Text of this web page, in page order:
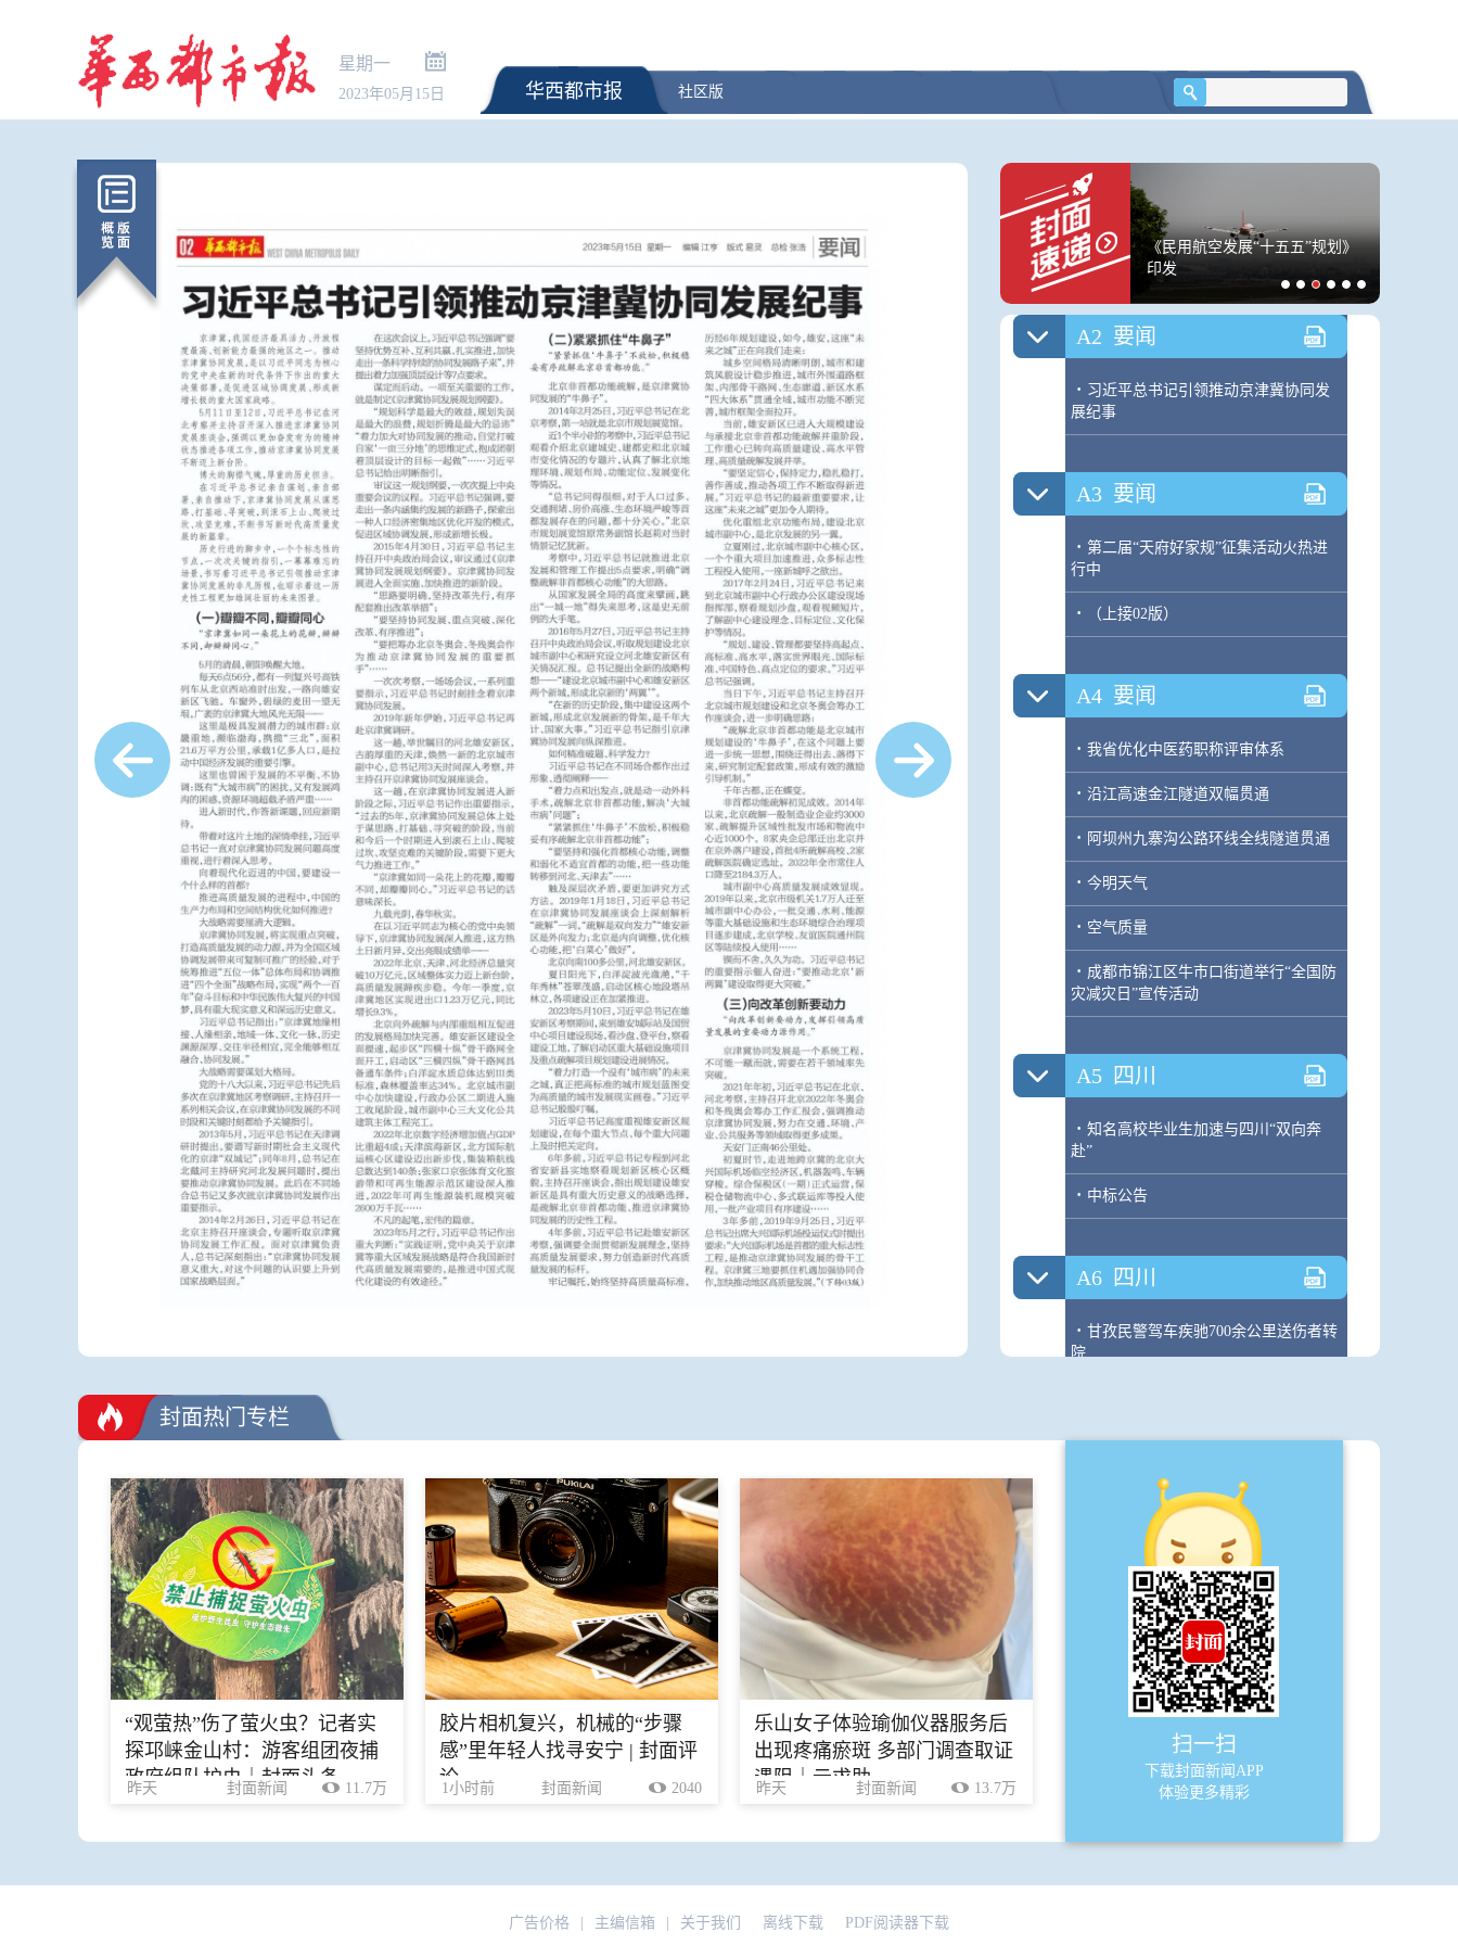
星期一
2023年05月15日 华西都市报 社区版
暑期出行“下半场”热度不减，中
秋国庆预订已提前“抢跑”
国防部：日本“再军事化”妄动是
地区和平稳定的真正威胁
新冠阳性率连升10周！与感冒有
何区别？“刀片嗓”如何缓解？｜
《民用航空发展“十五五”规划》
印发
· 第八届华语青年作家奖八大奖项揭晓
· 第二届“天府好家规”征集活动火热进
行中
· 甘孜民警驾车疾驰700余公里送伤者转
院抢救
A2 要闻
· 习近平总书记引领推动京津冀协同发
展纪事
A3 要闻
· 第二届“天府好家规”征集活动火热进
行中
· （上接02版）
A4 要闻
· 我省优化中医药职称评审体系
· 沿江高速金江隧道双幅贯通
· 阿坝州九寨沟公路环线全线隧道贯通
· 今明天气
· 空气质量
· 成都市锦江区牛市口街道举行“全国防
灾减灾日”宣传活动
A5 四川
· 知名高校毕业生加速与四川“双向奔
赴”
· 中标公告
A6 四川
· 甘孜民警驾车疾驰700余公里送伤者转
院
公益广告
公益广告
特别报道
第八届华语青年作家奖八大奖项揭晓
阿来致辞：在青年作家的书写中，重
新认识文学与城市
A9 特别报道
·
封面热门专栏
“观萤热”伤了萤火虫？记者实
探邛崃金山村：游客组团夜捕
政府组队护虫｜封面头条
昨天 封面新闻 11.7万
胶片相机复兴，机械的“步骤
感”里年轻人找寻安宁 | 封面评
论
1小时前 封面新闻 2040
乐山女子体验瑜伽仪器服务后
出现疼痛瘀斑 多部门调查取证
遇阻｜云求助
昨天 封面新闻 13.7万
扫一扫
下载封面新闻APP
体验更多精彩
广告价格 主编信箱 关于我们 离线下载 PDF阅读器下载